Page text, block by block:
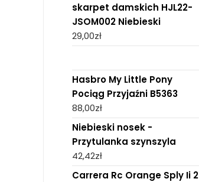
skarpet damskich HJL22-
JSOM002 Niebieski
29,00zł
Hasbro My Little Pony
Pociąg Przyjaźni B5363
88,00zł
Niebieski nosek -
Przytulanka szynszyla
42,42zł
Carrera Rc Orange Sply Ii 2